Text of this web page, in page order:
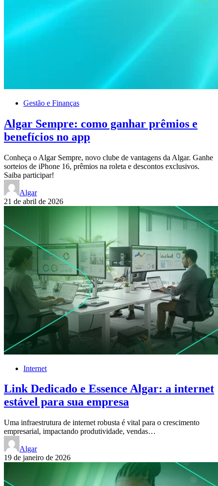
Gestão e Finanças
Algar Sempre: como ganhar prêmios e
benefícios no app
Conheça o Algar Sempre, novo clube de vantagens da Algar. Ganhe
sorteios de iPhone 16, prêmios na roleta e descontos exclusivos.
Saiba participar!
Algar
21 de abril de 2026
Internet
Link Dedicado e Essence Algar: a internet
estável para sua empresa
Uma infraestrutura de internet robusta é vital para o crescimento
empresarial, impactando produtividade, vendas…
Algar
19 de janeiro de 2026